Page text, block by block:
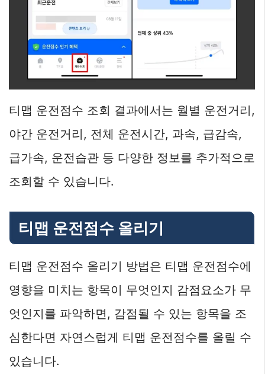
티맵 운전점수 조회 결과에서는 월별 운전거리,
야간 운전거리, 전체 운전시간, 과속, 급감속,
급가속, 운전습관 등 다양한 정보를 추가적으로
조회할 수 있습니다.
티맵 운전점수 올리기
티맵 운전점수 올리기 방법은 티맵 운전점수에
영향을 미치는 항목이 무엇인지 감점요소가 무
엇인지를 파악하면, 감점될 수 있는 항목을 조
심한다면 자연스럽게 티맵 운전점수를 올릴 수
있습니다.